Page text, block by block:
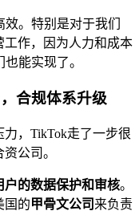
。特别是对于我们
作，因为人力和成本
能实现了。
合规体系升级
，TikTok走了一步很
公司。
户的数据保护和审核。
国的甲骨文公司 来负责